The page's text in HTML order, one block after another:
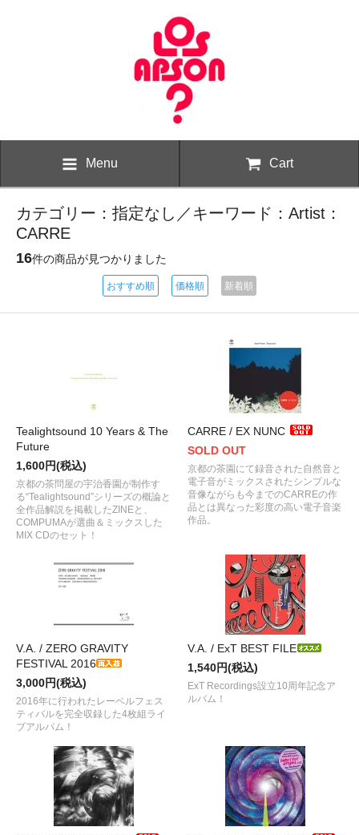
Menu Cart
カテゴリー：指定なし／キーワード：Artist：
CARRE
16件の商品が見つかりました
おすすめ順 価格順 新着順
Tealightsound 10 Years & The
Future
1,600円(税込)
京都の茶問屋の宇治香園が制作す
る“Tealightsound”シリーズの概論と
全作品解説を掲載したZINEと、
COMPUMAが選曲＆ミックスした
MIX CDのセット！
CARRE / EX NUNC
SOLD OUT
京都の茶園にて録音された自然音と
電子音がミックスされたシンプルな
音像ながらも今までのCARREの作
品とは異なった彩度の高い電子音楽
作品。
V.A. / ZERO GRAVITY
FESTIVAL 2016
3,000円(税込)
2016年に行われたレーベルフェス
ティバルを完全収録した4枚組ライ
ブアルバム！
V.A. / ExT BEST FILE
1,540円(税込)
ExT Recordings設立10周年記念ア
ルバム！